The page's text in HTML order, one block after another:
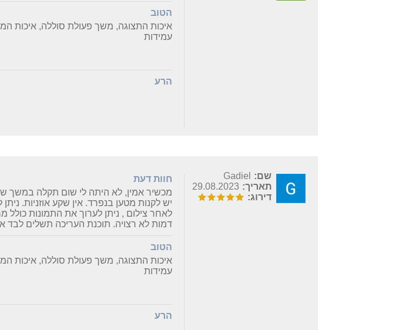
הטוב
איכות התצוגה, משך פעולת סוללה, איכות
עמידות
הרע
שם:
Gadiel
תאריך: 29.08.2023
דירוג:
חוות דעת
מכשיר אמין, לא היתה לי שום תקלה במשך
לאחר צילום , ניתן לערוך את התמונות
דמות לא רצויה. תוכנת העריכה תשלים
הטוב
איכות התצוגה, משך פעולת סוללה, איכות
עמידות
הרע